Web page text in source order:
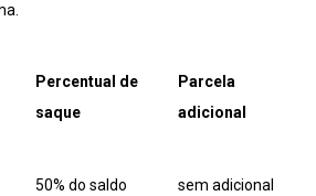
Percentual de
saque
Parcela
adicional
50% do saldo sem adicional